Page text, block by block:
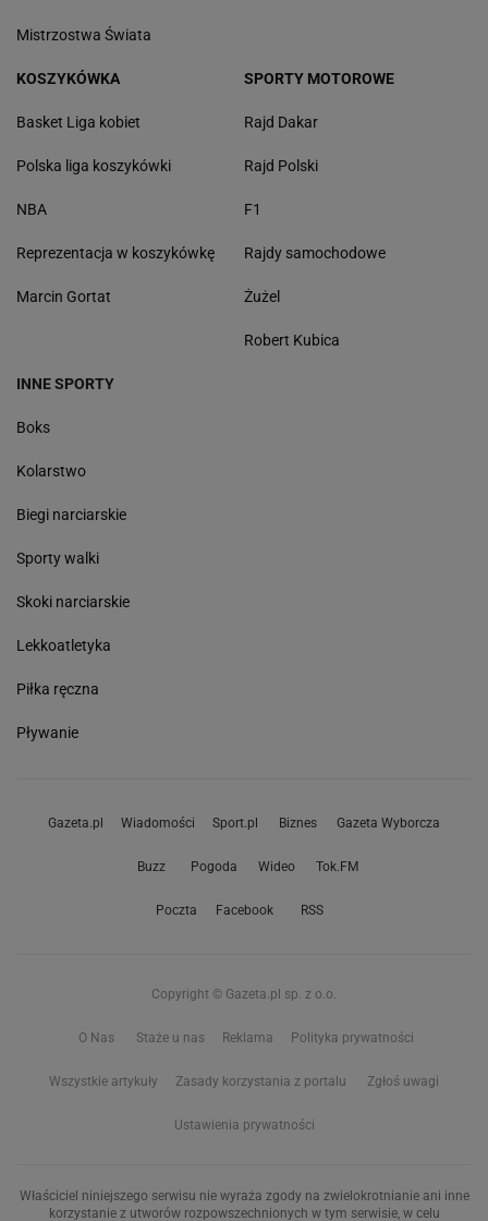
Mistrzostwa Świata
KOSZYKÓWKA
Basket Liga kobiet
Polska liga koszykówki
NBA
Reprezentacja w koszykówkę
Marcin Gortat
SPORTY MOTOROWE
Rajd Dakar
Rajd Polski
F1
Rajdy samochodowe
Żużel
Robert Kubica
INNE SPORTY
Boks
Kolarstwo
Biegi narciarskie
Sporty walki
Skoki narciarskie
Lekkoatletyka
Piłka ręczna
Pływanie
Gazeta.pl Wiadomości Sport.pl Biznes Gazeta Wyborcza
Buzz Pogoda Wideo Tok.FM
Poczta Facebook RSS
Copyright © Gazeta.pl sp. z o.o.
O Nas Staże u nas Reklama Polityka prywatności
Wszystkie artykuły Zasady korzystania z portalu Zgłoś uwagi
Ustawienia prywatności
Właściciel niniejszego serwisu nie wyraża zgody na zwielokrotnianie ani inne
korzystanie z utworów rozpowszechnionych w tym serwisie, w celu